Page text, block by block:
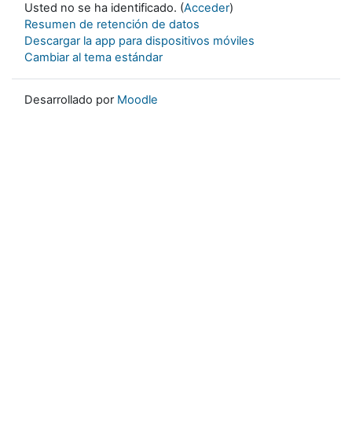
Usted no se ha identificado. (Acceder)
Resumen de retención de datos
Descargar la app para dispositivos móviles
Cambiar al tema estándar
Desarrollado por Moodle